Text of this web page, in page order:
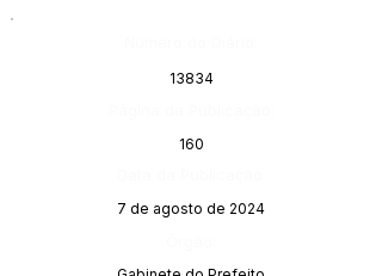
13834
160
7 de agosto de 2024